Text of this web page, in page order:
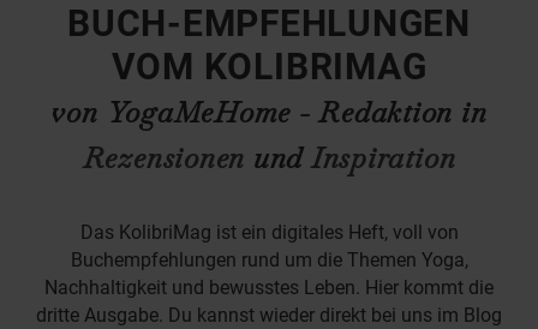
BUCH-EMPFEHLUNGEN
VOM KOLIBRIMAG
von YogaMeHome - Redaktion in
Rezensionen undInspiration
Das KolibriMag ist ein digitales Heft, voll von
Buchempfehlungen rund um die Themen Yoga,
Nachhaltigkeit und bewusstes Leben. Hier kommt die
dritte Ausgabe. Du kannst wieder direkt bei uns im Blog